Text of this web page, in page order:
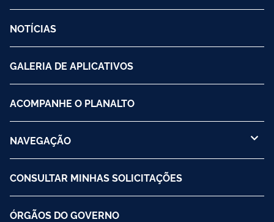
NOTÍCIAS
GALERIA DE APLICATIVOS
ACOMPANHE O PLANALTO
NAVEGAÇÃO
CONSULTAR MINHAS SOLICITAÇÕES
ÓRGÃOS DO GOVERNO